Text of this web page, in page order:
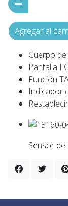
Agregar al
Cuerpo de
Pantalla
Función
Indicador
Sensor